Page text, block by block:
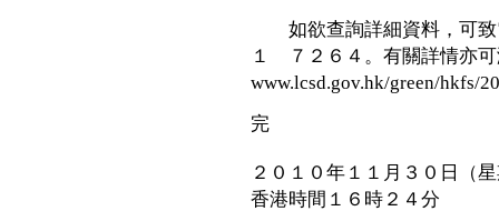
如欲查詢詳細資料，可致
１ ７２６４。有關詳情亦
www.lcsd.gov.hk/green/hkfs/
完
２０１０年１１月３０日（
香港時間１６時２４分